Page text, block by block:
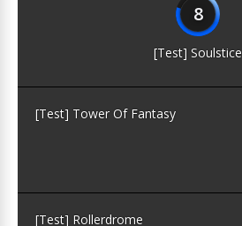
8
[Test] Soulstice
[Test] Tower Of Fantasy
[Test] Rollerdrome